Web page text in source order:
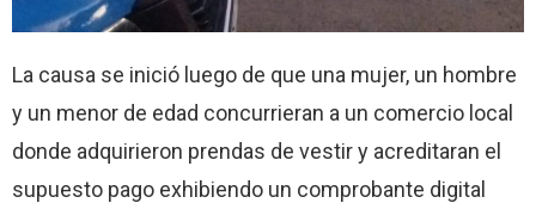
La causa se inició luego de que una mujer, un hombre
y un menor de edad concurrieran a un comercio local
donde adquirieron prendas de vestir y acreditaran el
supuesto pago exhibiendo un comprobante digital